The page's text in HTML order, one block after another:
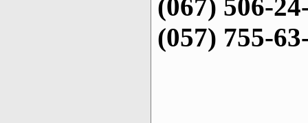
(067) 506-
(057) 755-